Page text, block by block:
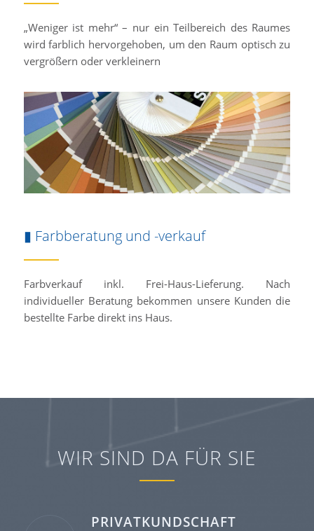
„Weniger ist mehr“ – nur ein Teilbereich des Raumes
wird farblich hervorgehoben, um den Raum optisch zu
vergrößern oder verkleinern
▮ Farbberatung und -verkauf
Farbverkauf inkl. Frei-Haus-Lieferung. Nach
individueller Beratung bekommen unsere Kunden die
bestellte Farbe direkt ins Haus.
WIR SIND DA FÜR SIE
PRIVATKUNDSCHAFT